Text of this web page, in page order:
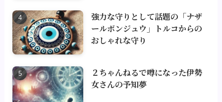
強力な守りとして話題の「ナザ
ールボンジュウ」トルコからの
おしゃれな守り
２ちゃんねるで噂になった伊勢
女さんの予知夢